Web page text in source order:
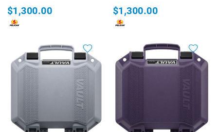
Revelador
Agente
humectante
Manfrotto
Kits
Estuche,mochila
$1,300.00 $1,300.00